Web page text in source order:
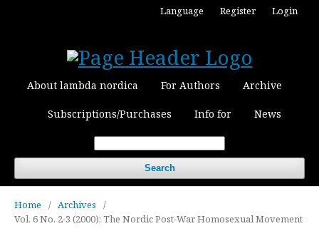
About lambda nordica For Authors Archive
Subscriptions/Purchases Info for News
Search
Language Register Login
Home / Archives
/
Vol. 6 No. 2-3 (2000): The Nordic Post-War Homosexual Movement